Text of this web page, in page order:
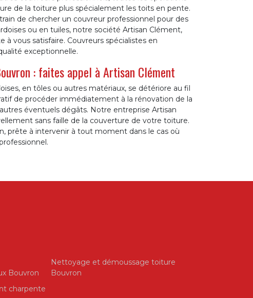
de la toiture plus spécialement les toits en pente.
de chercher un couvreur professionnel pour des
ou en tuiles, notre société Artisan Clément,
vous satisfaire. Couvreurs spécialistes en
exceptionnelle.
: faites appel à Artisan Clément
en tôles ou autres matériaux, se détériore au fil
de procéder immédiatement à la rénovation de la
éventuels dégâts. Notre entreprise Artisan
sans faille de la couverture de votre toiture.
prête à intervenir à tout moment dans le cas où
Bouvron
Nettoyage et démoussage toiture
Bouvron
charpente